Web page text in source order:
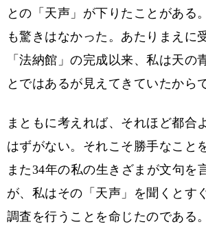
との「天声」が下りたことがある
も驚きはなかった。あたりまえに
「法納館」の完成以来、私は天の
とではあるが見えてきていたから
まともに考えれば、それほど都合
はずがない。それこそ勝手なこと
また34年の私の生きざまが文句を
が、私はその「天声」を聞くとす
調査を行うことを命じたのである。